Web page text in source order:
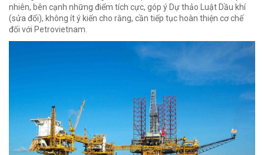
nhiên, bên cạnh những điểm tích cực, góp ý Dự thảo Luật Dầu khí
(sửa đổi), không ít ý kiến cho rằng, cần tiếp tục hoàn thiện cơ chế
đối với Petrovietnam.